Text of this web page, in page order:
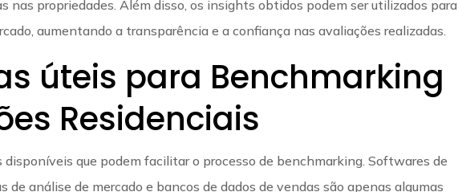
nas propriedades. Além disso, os insights obtidos podem ser utilizados para
aumentando a transparência e a confiança nas avaliações realizadas.
úteis para Benchmarking
Residenciais
que podem facilitar o processo de benchmarking. Softwares de
análise de mercado e bancos de dados de vendas são apenas algumas